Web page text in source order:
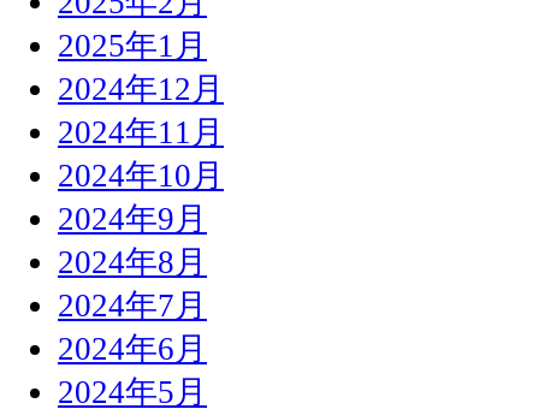
2025年1月
2024年12月
2024年11月
2024年10月
2024年9月
2024年8月
2024年7月
2024年6月
2024年5月